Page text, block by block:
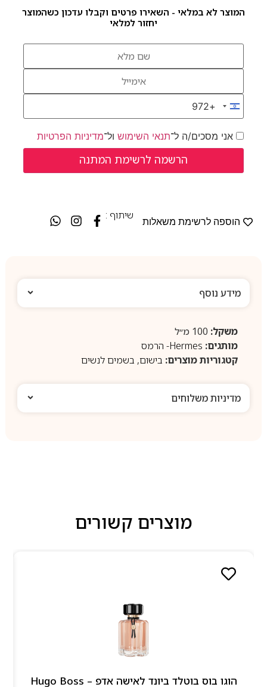
המוצר לא במלאי - השאירו פרטים וקבלו עדכון כשהמוצר
יחזור למלאי
Israel +972
+972
אני מסכים/ה ל־תנאי השימושול־מדיניות הפרטיות
הוספה לרשימת משאלות
שיתוף :
מידע נוסף
משקל:100 מ״ל
מותגים: Hermes- הרמס
קטגוריות מוצרים: בישום, בשמים לנשים
מדיניות משלוחים
מוצרים קשורים
הוגו בוס בוטלד ביונד לאישה אדפ – Hugo Boss